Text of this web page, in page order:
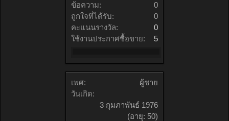
ข้อความ:
0
ถูกใจที่ได้รับ:
0
คะแนนรางวัล:
0
ใช้งานประกาศซื้อขาย:
5
เพศ:
ผู้ชาย
วันเกิด:
3 กุมภาพันธ์ 1976
(อายุ: 50)